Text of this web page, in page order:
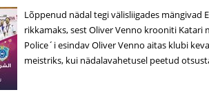
Lõppenud nädal tegi välisliigades
rikkamaks, sest Oliver Venno krooniti Katari
Police´i esindav Oliver Venno aitas klubi
meistriks, kui nädalavahetusel peetud